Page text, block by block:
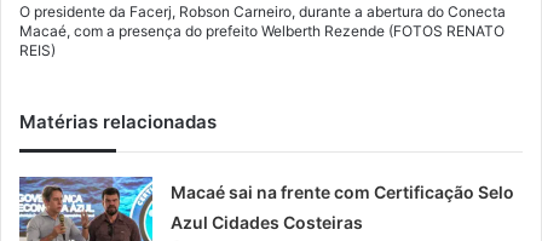
O presidente da Facerj, Robson Carneiro, durante a abertura do Conecta
Macaé, com a presença do prefeito Welberth Rezende (FOTOS RENATO
REIS)
Matérias relacionadas
Macaé sai na frente com Certificação Selo
Azul Cidades Costeiras